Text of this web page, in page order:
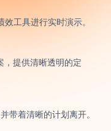
工具进行实时演示。
，提供清晰透明的定
带着清晰的计划离开。